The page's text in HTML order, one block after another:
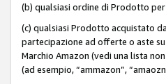
(b) qualsiasi ordine di Prodotto
(c) qualsiasi Prodotto acquistato
partecipazione ad offerte o aste
Marchio Amazon (vedi una lista
(ad esempio, “ammazon”,